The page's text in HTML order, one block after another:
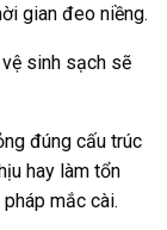
gian đeo niềng.
sinh sạch sẽ
đúng cấu trúc
hay làm tổn
mắc cài.